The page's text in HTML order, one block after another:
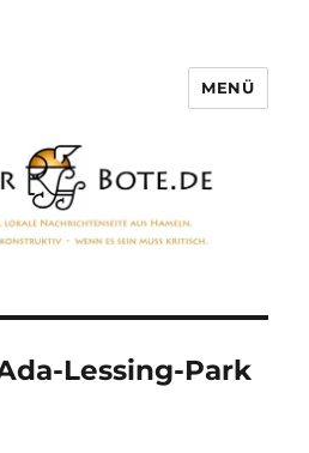
MENÜ
Lessing-Park